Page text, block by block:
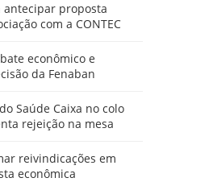
antecipar proposta
com a CONTEC
econômico e
da Fenaban
Saúde Caixa no colo
rejeição na mesa
reivindicações em
econômica